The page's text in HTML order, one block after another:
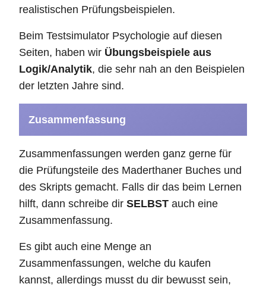
realistischen Prüfungsbeispielen.
Beim Testsimulator Psychologie auf diesen
Seiten, haben wir Übungsbeispiele aus
Logik/Analytik, die sehr nah an den Beispielen
der letzten Jahre sind.
Zusammenfassung
Zusammenfassungen werden ganz gerne für
die Prüfungsteile des Maderthaner Buches und
des Skripts gemacht. Falls dir das beim Lernen
hilft, dann schreibe dir SELBST auch eine
Zusammenfassung.
Es gibt auch eine Menge an
Zusammenfassungen, welche du kaufen
kannst, allerdings musst du dir bewusst sein,